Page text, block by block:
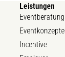
Leistungen
Eventberatung
Eventkonzepte
Incentive